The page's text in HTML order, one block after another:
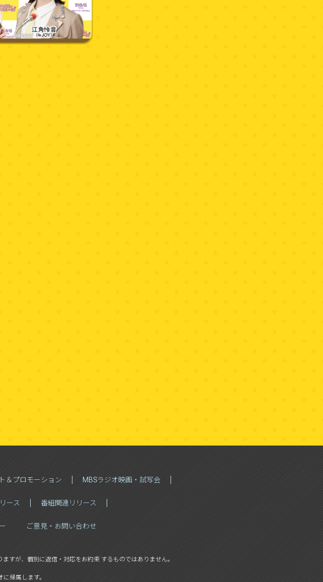
＆プロモーション MBSラジオ映画・試写会
ース 番組関連リリース
ご意見・お問い合わせ
すが、 個別に返信・対応をお約束 するものではありません。
帰属します。